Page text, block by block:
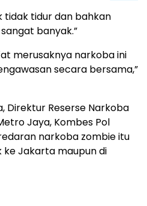
tidak tidur dan bahkan
banyak.”
merusaknya narkoba ini
secara bersama,”
Direktur Reserse Narkoba
Jaya, Kombes Pol
narkoba zombie itu
Jakarta maupun di